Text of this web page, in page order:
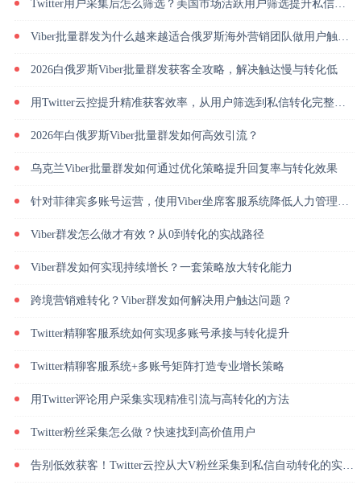
Twitter用户采集后怎么筛选？美国市场活跃用户筛选提升私信回复率
Viber批量群发为什么越来越适合俄罗斯海外营销团队做用户触达？
2026白俄罗斯Viber批量群发获客全攻略，解决触达慢与转化低
用Twitter云控提升精准获客效率，从用户筛选到私信转化完整解析
2026年白俄罗斯Viber批量群发如何高效引流？
乌克兰Viber批量群发如何通过优化策略提升回复率与转化效果
针对菲律宾多账号运营，使用Viber坐席客服系统降低人力管理成本
Viber群发怎么做才有效？从0到转化的实战路径
Viber群发如何实现持续增长？一套策略放大转化能力
跨境营销难转化？Viber群发如何解决用户触达问题？
Twitter精聊客服系统如何实现多账号承接与转化提升
Twitter精聊客服系统+多账号矩阵打造专业增长策略
用Twitter评论用户采集实现精准引流与高转化的方法
Twitter粉丝采集怎么做？快速找到高价值用户
告别低效获客！Twitter云控从大V粉丝采集到私信自动转化的实操闭环